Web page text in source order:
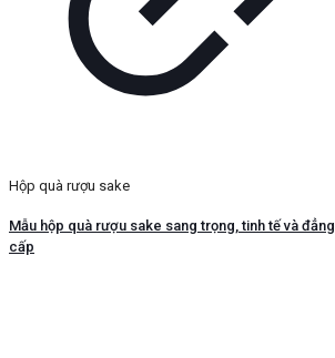
Hộp quà rượu sake
Mẫu hộp quà rượu sake sang trọng, tinh tế và đẳng
cấp